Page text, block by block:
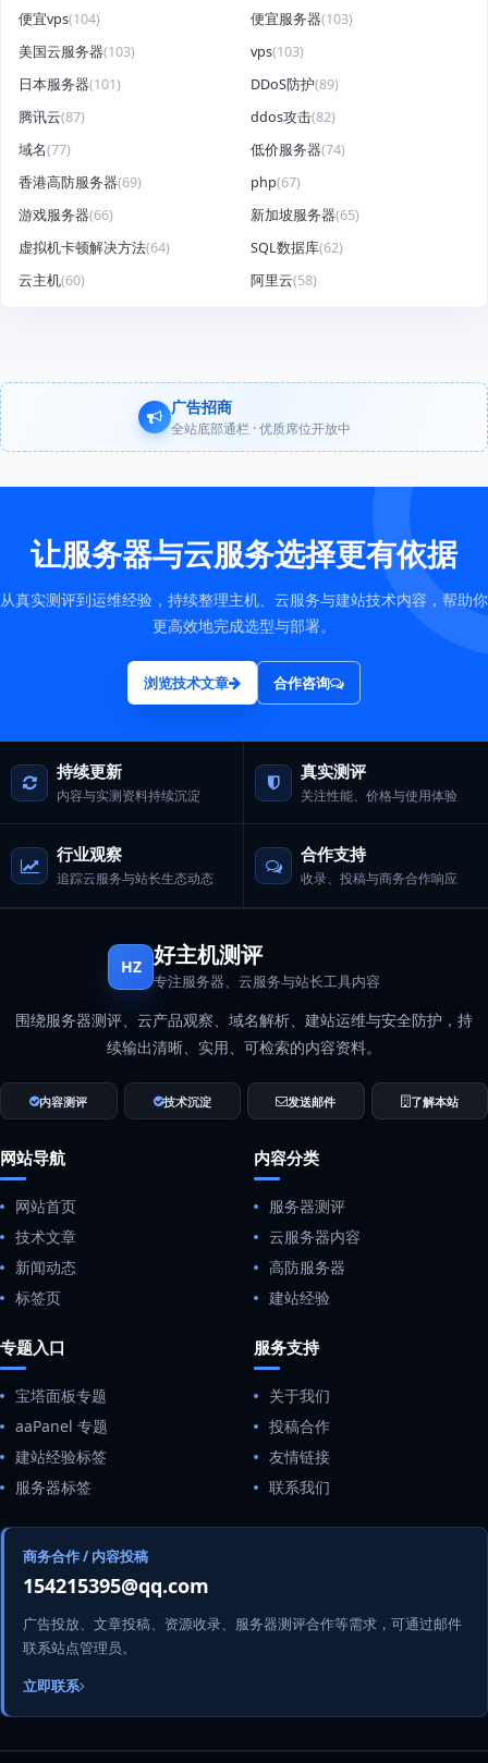
便宜vps(104) 便宜服务器(103)
美国云服务器(103) vps(103)
日本服务器(101) DDoS防护(89)
腾讯云(87) ddos攻击(82)
域名(77) 低价服务器(74)
香港高防服务器(69) php(67)
游戏服务器(66) 新加坡服务器(65)
虚拟机卡顿解决方法(64) SQL数据库(62)
云主机(60) 阿里云(58)
广告招商
全站底部通栏 · 优质席位开放中
让服务器与云服务选择更有依据
从真实测评到运维经验，持续整理主机、云服务与建站技术内容，帮助你
更高效地完成选型与部署。
浏览技术文章 合作咨询
持续更新
内容与实测资料持续沉淀
真实测评
关注性能、价格与使用体验
行业观察
追踪云服务与站长生态动态
合作支持
收录、投稿与商务合作响应
HZ 好主机测评
专注服务器、云服务与站长工具内容
围绕服务器测评、云产品观察、域名解析、建站运维与安全防护，持
续输出清晰、实用、可检索的内容资料。
内容测评 技术沉淀 发送邮件 了解本站
网站导航
网站首页
技术文章
新闻动态
标签页
内容分类
服务器测评
云服务器内容
高防服务器
建站经验
专题入口
宝塔面板专题
aaPanel 专题
建站经验标签
服务器标签
服务支持
关于我们
投稿合作
友情链接
联系我们
商务合作 / 内容投稿
154215395@qq.com
广告投放、文章投稿、资源收录、服务器测评合作等需求，可通过邮件
联系站点管理员。
立即联系